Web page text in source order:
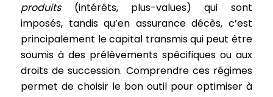
produits(intérêts, plus-values) qui sont
imposés, tandis qu’en assurance décès, c’est
principalement le capital transmis qui peut être
soumis à des prélèvements spécifiques ou aux
droits de succession. Comprendre ces régimes
permet de choisir le bon outil pour optimiser à